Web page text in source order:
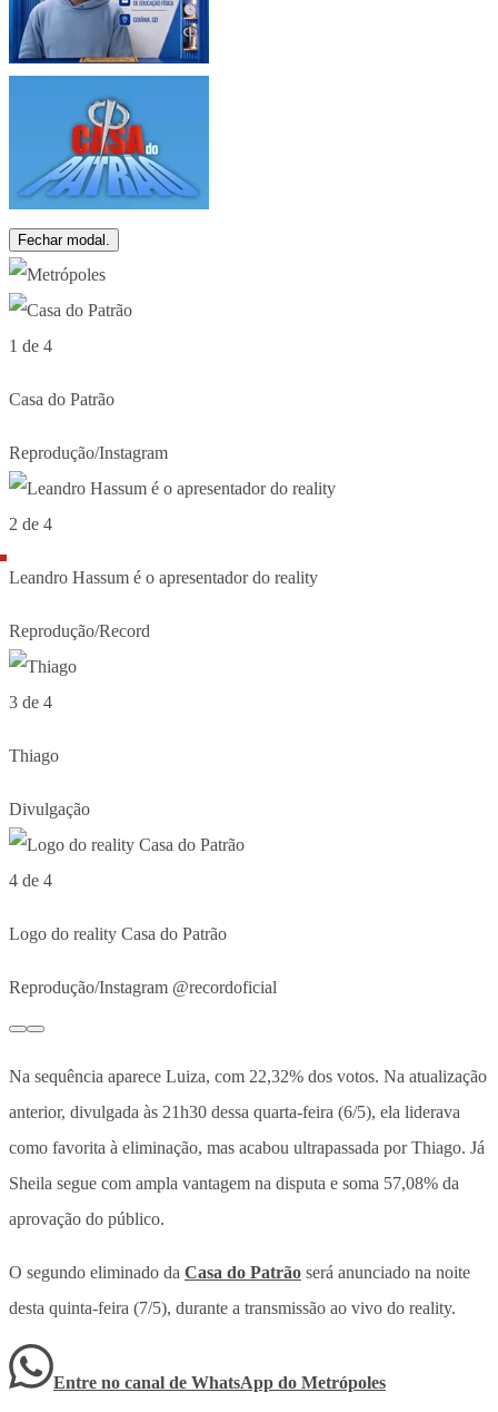
Fechar modal.
1 de 4
Casa do Patrão
Reprodução/Instagram
2 de 4
Leandro Hassum é o apresentador do reality
Reprodução/Record
3 de 4
Thiago
Divulgação
4 de 4
Logo do reality Casa do Patrão
Reprodução/Instagram @recordoficial
Na sequência aparece Luiza, com 22,32% dos votos. Na atualização
anterior, divulgada às 21h30 dessa quarta-feira (6/5), ela liderava
como favorita à eliminação, mas acabou ultrapassada por Thiago. Já
Sheila segue com ampla vantagem na disputa e soma 57,08% da
aprovação do público.
O segundo eliminado da Casa do Patrão será anunciado na noite
desta quinta-feira (7/5), durante a transmissão ao vivo do reality.
Entre no canal de WhatsApp do Metrópoles